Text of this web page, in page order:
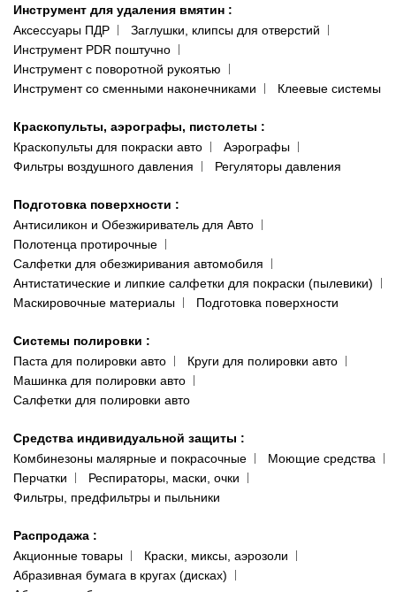
Инструмент для удаления вмятин :
Аксессуары ПДР
Заглушки, клипсы для отверстий
Инструмент PDR поштучно
Инструмент с поворотной рукоятью
Инструмент со сменными наконечниками
Клеевые системы
Краскопульты, аэрографы, пистолеты :
Краскопульты для покраски авто
Аэрографы
Фильтры воздушного давления
Регуляторы давления
Подготовка поверхности :
Антисиликон и Обезжириватель для Авто
Полотенца протирочные
Салфетки для обезжиривания автомобиля
Антистатические и липкие салфетки для покраски (пылевики)
Маскировочные материалы
Подготовка поверхности
Системы полировки :
Паста для полировки авто
Круги для полировки авто
Машинка для полировки авто
Салфетки для полировки авто
Средства индивидуальной защиты :
Комбинезоны малярные и покрасочные
Моющие средства
Перчатки
Респираторы, маски, очки
Фильтры, предфильтры и пыльники
Распродажа :
Акционные товары
Краски, миксы, аэрозоли
Абразивная бумага в кругах (дисках)